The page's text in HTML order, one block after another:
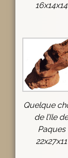
16x14x14
Quelque
de l’Ile
Paques
22x27x11